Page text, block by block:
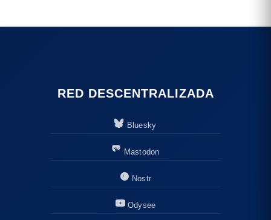
RED DESCENTRALIZADA
Bluesky
Mastodon
Nostr
Odysee